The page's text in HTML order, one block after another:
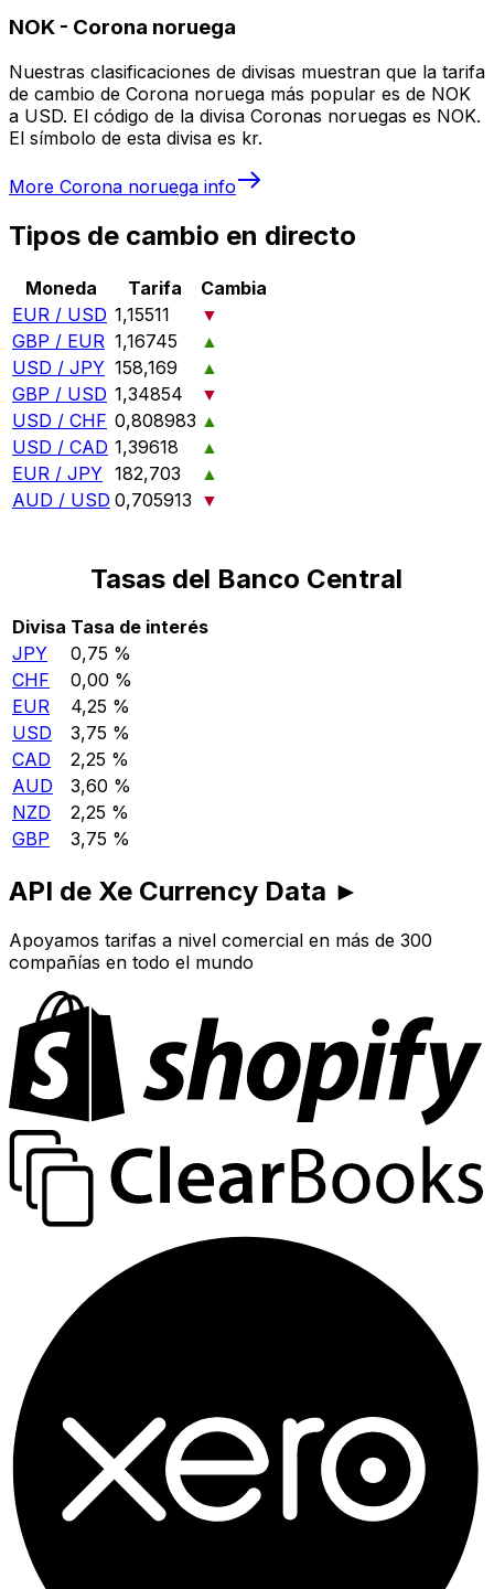
NOK - Corona noruega
Nuestras clasificaciones de divisas muestran que la tarifa
de cambio de Corona noruega más popular es de NOK
a USD. El código de la divisa Coronas noruegas es NOK.
El símbolo de esta divisa es kr.
More Corona noruega info
Tipos de cambio en directo
Moneda Tarifa
Cambia
EUR / USD 1,15511
▼
GBP / EUR 1,16745
▲
USD / JPY 158,169
▲
GBP / USD 1,34854
▼
USD / CHF 0,808983 ▲
USD / CAD 1,39618
▲
EUR / JPY 182,703
▲
AUD / USD 0,705913 ▼
Tasas del Banco Central
Divisa Tasa de interés
JPY
0,75 %
CHF
0,00 %
EUR
4,25 %
USD
3,75 %
CAD
2,25 %
AUD
3,60 %
NZD
2,25 %
GBP
3,75 %
API de Xe Currency Data ►
Apoyamos tarifas a nivel comercial en más de 300
compañías en todo el mundo